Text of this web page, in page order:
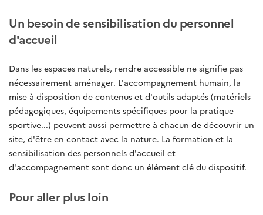
Un besoin de sensibilisation du personnel
d'accueil
Dans les espaces naturels, rendre accessible ne signifie pas
nécessairement aménager. L'accompagnement humain, la
mise à disposition de contenus et d'outils adaptés (matériels
pédagogiques, équipements spécifiques pour la pratique
sportive...) peuvent aussi permettre à chacun de découvrir un
site, d'être en contact avec la nature. La formation et la
sensibilisation des personnels d'accueil et
d'accompagnement sont donc un élément clé du dispositif.
Pour aller plus loin